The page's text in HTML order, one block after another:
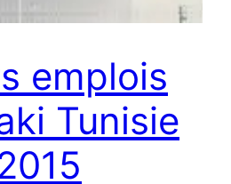
emplois
Tunisie